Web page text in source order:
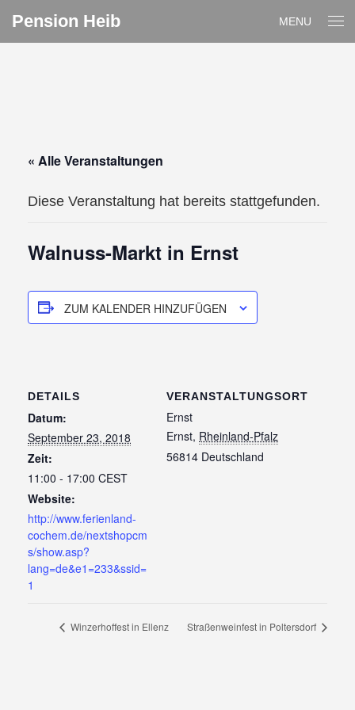
Pension Heib MENU
« Alle Veranstaltungen
Diese Veranstaltung hat bereits stattgefunden.
Walnuss-Markt in Ernst
ZUM KALENDER HINZUFÜGEN
DETAILS
Datum:
September 23, 2018
Zeit:
11:00 - 17:00 CEST
Website:
http://www.ferienland-
cochem.de/nextshopcm
s/show.asp?
lang=de&e1=233&ssid=
1
VERANSTALTUNGSORT
Ernst
Ernst, Rheinland-Pfalz
56814 Deutschland
Winzerhoffest in Ellenz Straßenweinfest in Poltersdorf